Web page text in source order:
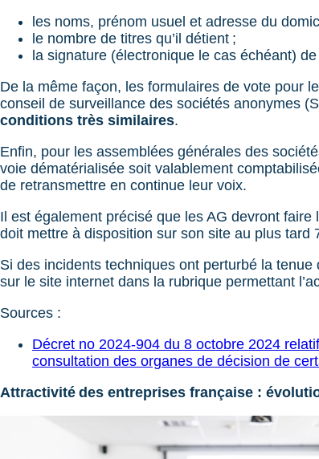
les noms, prénom usuel et adresse du
le nombre de titres qu’il détient ;
la signature (électronique le cas échéant)
De la même façon, les formulaires de vote pour
conseil de surveillance des sociétés anonymes
conditions très similaires.
Enfin, pour les assemblées générales des
voie dématérialisée soit valablement
de retransmettre en continue leur voix.
Il est également précisé que les AG devront
doit mettre à disposition sur son site au plus tard
Si des incidents techniques ont perturbé la
sur le site internet dans la rubrique permettant
Sources :
Décret no 2024-904 du 8 octobre 2024
consultation des organes de décision de
Attractivité des entreprises française :